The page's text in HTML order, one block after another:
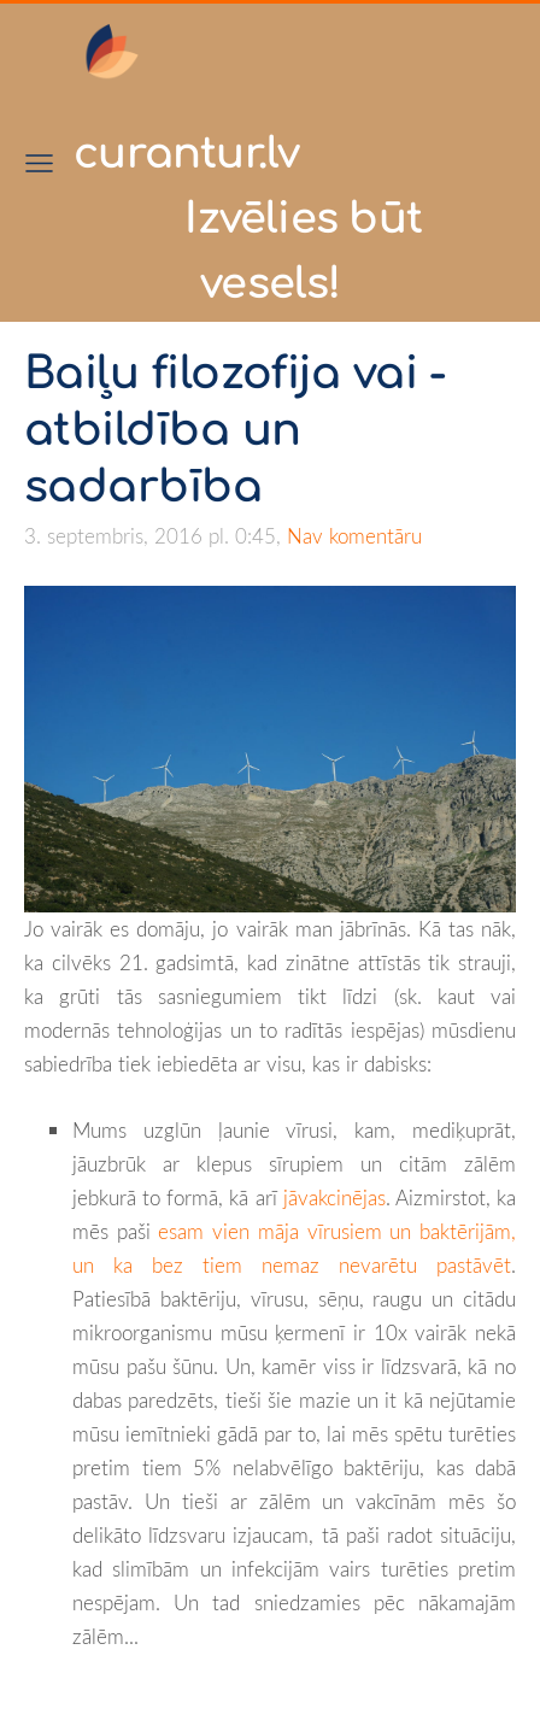
curantur.lv
Izvēlies būt
vesels!
Baiļu filozofija vai -
atbildība un
sadarbība
3. septembris, 2016 pl. 0:45, Nav komentāru
Jo vairāk es domāju, jo vairāk man jābrīnās. Kā tas nāk,
ka cilvēks 21. gadsimtā, kad zinātne attīstās tik strauji,
ka grūti tās sasniegumiem tikt līdzi (sk. kaut vai
modernās tehnoloģijas un to radītās iespējas) mūsdienu
sabiedrība tiek iebiedēta ar visu, kas ir dabisks:
Mums uzglūn ļaunie vīrusi, kam, mediķuprāt,
jāuzbrūk ar klepus sīrupiem un citām zālēm
jebkurā to formā, kā arī jāvakcinējas. Aizmirstot, ka
mēs pašiesam vien māja vīrusiem un baktērijām,
un ka bez tiem nemaz nevarētu pastāvēt.
Patiesībā baktēriju, vīrusu, sēņu, raugu un citādu
mikroorganismu mūsu ķermenī ir 10x vairāk nekā
mūsu pašu šūnu. Un, kamēr viss ir līdzsvarā, kā no
dabas paredzēts, tieši šie mazie un it kā nejūtamie
mūsu iemītnieki gādā par to, lai mēs spētu turēties
pretim tiem 5% nelabvēlīgo baktēriju, kas dabā
pastāv. Un tieši ar zālēm un vakcīnām mēs šo
delikāto līdzsvaru izjaucam, tā paši radot situāciju,
kad slimībām un infekcijām vairs turēties pretim
nespējam. Un tad sniedzamies pēc nākamajām
zālēm...